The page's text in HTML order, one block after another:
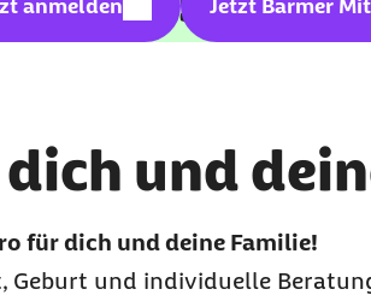
anmelden Jetzt Barmer
und
für dich und deine Familie!
Geburt und individuelle